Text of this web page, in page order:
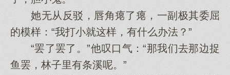
她无从反驳，唇角瘪了瘪，一副极其委屈
的模样：“我打小就这样，有什么办法？”
“罢了罢了。”他叹口气：“那我们去那边捉
鱼罢，林子里有条溪呢。”